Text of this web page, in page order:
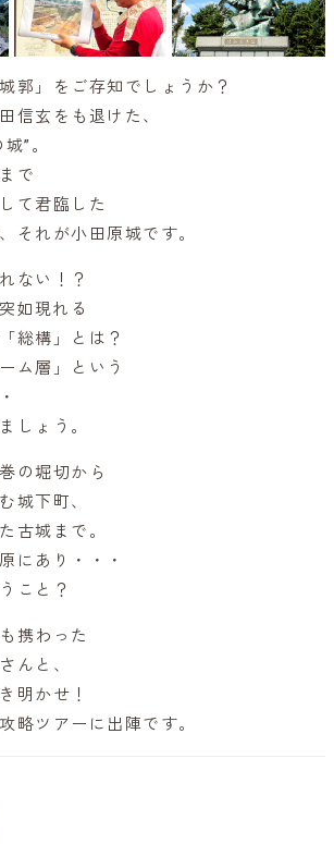
郭」をご存知でしょうか？
信玄をも退けた、
”。
で
て君臨した
それが小田原城です。
ない！？
如現れる
総構」とは？
ム層」という
しょう。
の堀切から
城下町、
古城まで。
にあり・・・
こと？
携わった
んと、
明かせ！
略ツアーに出陣です。